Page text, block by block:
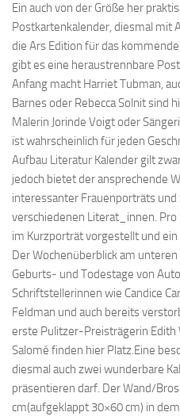
Ein auch von der Größe her
Postkartenkalender, diesmal mit
die Ars Edition für das
gibt es eine heraustrennbare
Anfang macht Harriet Tubman,
Barnes oder Rebecca Solnit sind
Malerin Jorinde Voigt oder
ist wahrscheinlich für jeden
Aufbau Literatur Kalender gilt
jedoch bietet der ansprechende
interessanter Frauenporträts
verschiedenen Literat_innen.
im Kurzporträt vorgestellt und
Der Wochenüberblick am
Geburts- und Todestage von
Schriftstellerinnen wie Candice
Feldman und auch bereits
erste Pulitzer-Preisträgerin Edith
Salomé finden hier Platz.Eine
diesmal auch zwei wunderbare
präsentieren darf. Der Wand/
cm(aufgeklappt 30×60 cm) in